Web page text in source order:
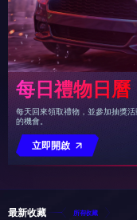
每日禮物日曆
每天回來領取禮物，並參加抽獎
的機會。
立即開啟
最新收藏 所有收藏